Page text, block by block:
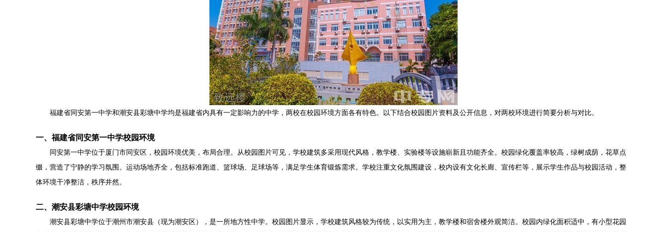
福建省同安第一中学和潮安县彩塘中学均是福建省内具有一定影响力的中学，两校在校园环境方面各有特色。以下结合校园图片资料及公开信息，对两校环境进行简要分析与对比。
一、福建省同安第一中学校园环境
同安第一中学位于厦门市同安区，校园环境优美，布局合理。从校园图片可见，学校建筑多采用现代风格，教学楼、实验楼等设施崭新且功能齐全。校园绿化覆盖率较高，绿树成荫，花草点
缀，营造了宁静的学习氛围。运动场地齐全，包括标准跑道、篮球场、足球场等，满足学生体育锻炼需求。学校注重文化氛围建设，校内设有文化长廊、宣传栏等，展示学生作品与校园活动，整
体环境干净整洁，秩序井然。
二、潮安县彩塘中学校园环境
潮安县彩塘中学位于潮州市潮安县（现为潮安区），是一所地方性中学。校园图片显示，学校建筑风格较为传统，以实用为主，教学楼和宿舍楼外观简洁。校园内绿化面积适中，有小型花园